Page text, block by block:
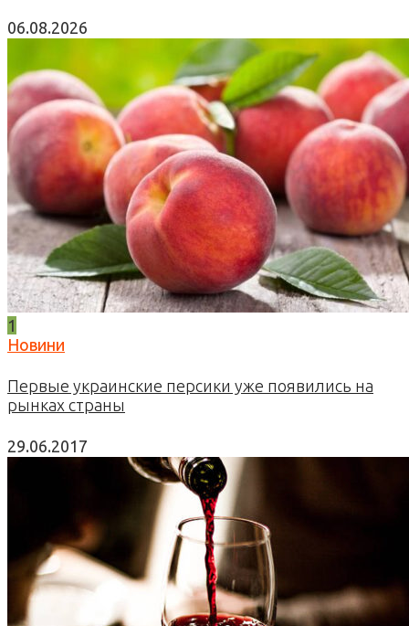
06.08.2026
1
Новини
Первые украинские персики уже появились на
рынках страны
29.06.2017